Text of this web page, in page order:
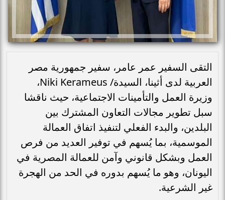
التقى السفير عمر عامر، سفير جمهورية مصر
العربية لدى أثينا، السيدة/ Niki Kerameus،
وزيرة العمل والتأمينات الاجتماعية، حيث ناقشا
سبل تطوير مجالات التعاون المشترك بين
البلدين، والبدء الفعلي لتنفيذ اتفاق العمالة
الموسمية، بما يُسهم في توفير العديد من فرص
العمل وبشكل قانوني وآمن للعمالة المصرية في
اليونان، وهو ما يُسهم بدوره في الحد من الهجرة
غير الشرعية.